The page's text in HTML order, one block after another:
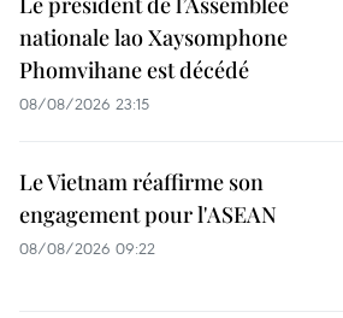
nationale lao Xaysomphone
Phomvihane est décédé
08/08/2026 23:15
Le Vietnam réaffirme son
engagement pour l'ASEAN
08/08/2026 09:22